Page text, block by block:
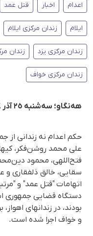
اعدام اخبار قتل عمد
ایلام زندان مرکزی ایلام
زندان مرکزی یزد زندان
زندان مرکزی خواف
هەنگاو؛ سەشنبە ٢٥ آذر ١٤٠٤
حکم اعدام نە زندانی از
علی محمد روشن‌فکر،
فتح‌اللهی، محمود
سقایی، خالق ذلفقاری و
اتهامات "قتل عمد" و
دستگاه قضایی جمهوری
بودند، در زندانهای اهواز،
و خواف اجرا شده است.